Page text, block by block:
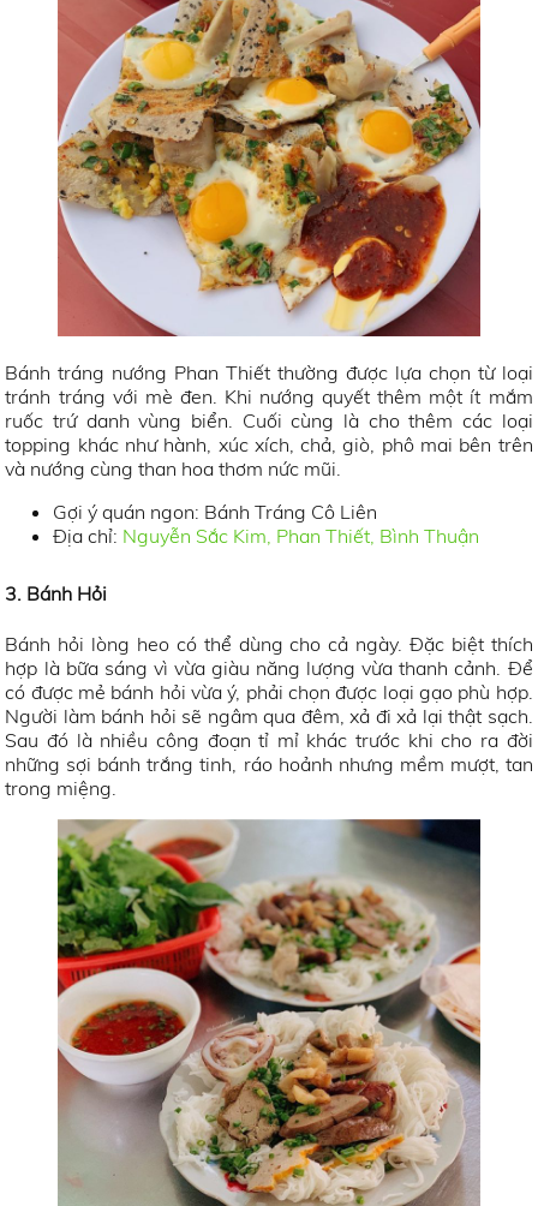
Bánh tráng nướng Phan Thiết thường được lựa chọn từ loại
tránh tráng với mè đen. Khi nướng quyết thêm một ít mắm
ruốc trứ danh vùng biển. Cuối cùng là cho thêm các loại
topping khác như hành, xúc xích, chả, giò, phô mai bên trên
và nướng cùng than hoa thơm nức mũi.
Gợi ý quán ngon: Bánh Tráng Cô Liên
Địa chỉ: Nguyễn Sắc Kim, Phan Thiết, Bình Thuận
3. Bánh Hỏi
Bánh hỏi lòng heo có thể dùng cho cả ngày. Đặc biệt thích
hợp là bữa sáng vì vừa giàu năng lượng vừa thanh cảnh. Để
có được mẻ bánh hỏi vừa ý, phải chọn được loại gạo phù hợp.
Người làm bánh hỏi sẽ ngâm qua đêm, xả đi xả lại thật sạch.
Sau đó là nhiều công đoạn tỉ mỉ khác trước khi cho ra đời
những sợi bánh trắng tinh, ráo hoảnh nhưng mềm mượt, tan
trong miệng.